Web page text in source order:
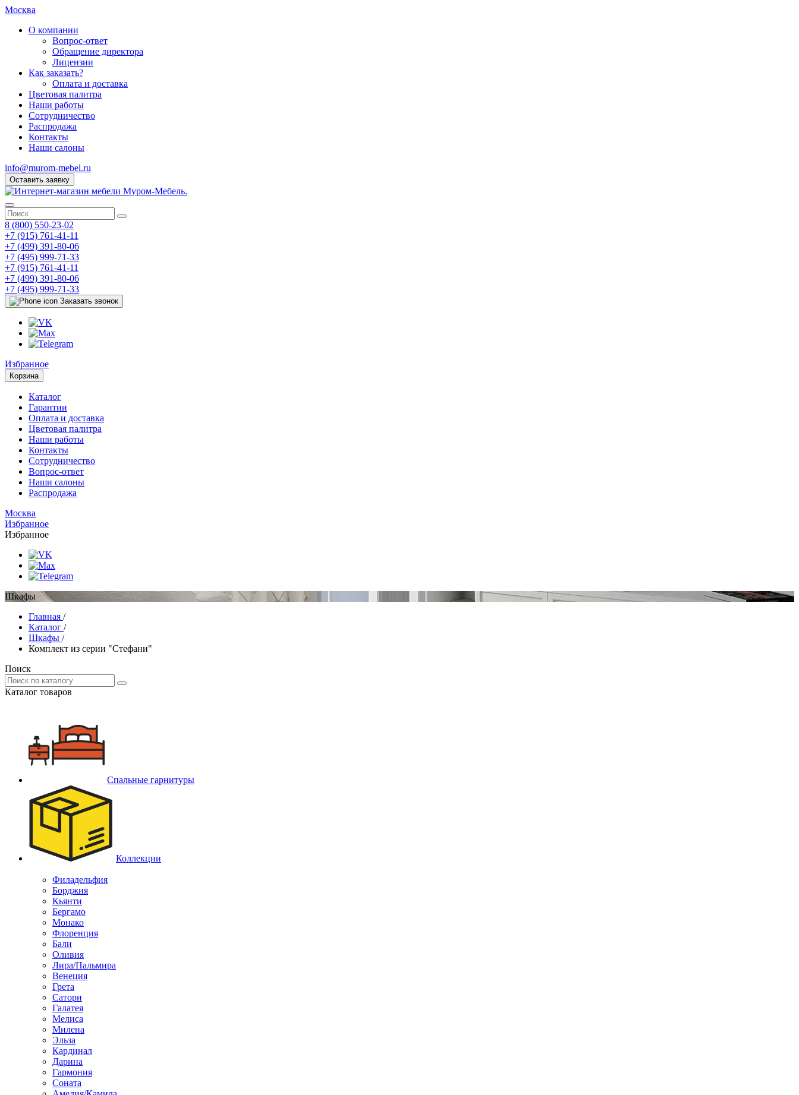
Москва
О компании
Вопрос-ответ
Обращение директора
Лицензии
Как заказать?
Оплата и доставка
Цветовая палитра
Наши работы
Сотрудничество
Распродажа
Контакты
Наши салоны
info@murom-mebel.ru
Оставить заявку
8 (800) 550-23-02
+7 (915) 761-41-11
+7 (499) 391-80-06
+7 (495) 999-71-33
+7 (915) 761-41-11
+7 (499) 391-80-06
+7 (495) 999-71-33
Заказать звонок
Избранное
Корзина
Каталог
Гарантии
Оплата и доставка
Цветовая палитра
Наши работы
Контакты
Сотрудничество
Вопрос-ответ
Наши салоны
Распродажа
Москва
Избранное
Избранное
Шкафы
Главная /
Каталог /
Шкафы /
Комплект из серии "Стефани"
Поиск
Каталог товаров
Спальные гарнитуры
Коллекции
Филадельфия
Борджия
Кьянти
Бергамо
Монако
Флоренция
Бали
Оливия
Лира/Пальмира
Венеция
Грета
Сатори
Галатея
Мелиса
Милена
Эльза
Кардинал
Дарина
Гармония
Соната